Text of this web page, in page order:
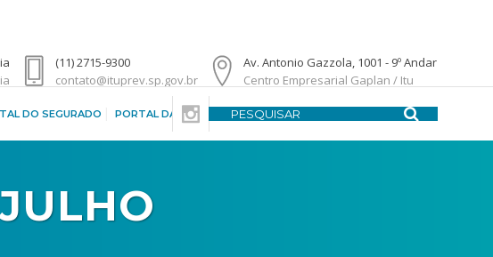
(11) 2715-9300
contato@ituprev.sp.gov.br
Av. Antonio Gazzola, 1001 - 9º Andar
Centro Empresarial Gaplan / Itu
DO SEGURADO PORTAL DA TRANSPARÊNCIA CENTRAL DE ATENDIMENTO